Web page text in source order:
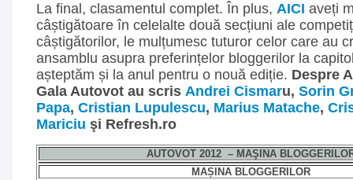
La final, clasamentul complet. În plus, AICI aveți
câștigătoare în celelalte două secțiuni ale
câștigătorilor, le mulțumesc tuturor celor care au
ansamblu asupra preferințelor bloggerilor la
așteptăm și la anul pentru o nouă ediție. Despre
Gala Autovot au scris Andrei Cismaru, Sorin
Papa, Cristian Lupulescu, Marius Matache,
Mariciu şi Refresh.ro
AUTOVOT 2012 – MAŞINA
MAȘINA BLOGGERILOR